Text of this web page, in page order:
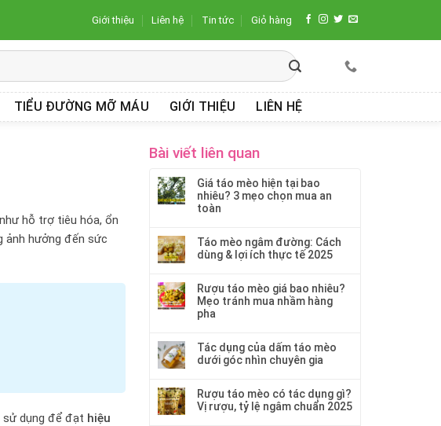
Giới thiệu Liên hệ Tin tức Giỏ hàng
TIỂU ĐƯỜNG MỠ MÁU GIỚI THIỆU LIÊN HỆ
như hỗ trợ tiêu hóa, ổn
ảnh hưởng đến sức
sử dụng để đạt hiệu
Bài viết liên quan
Giá táo mèo hiện tại bao
nhiêu? 3 mẹo chọn mua an
toàn
Táo mèo ngâm đường: Cách
dùng & lợi ích thực tế 2025
Rượu táo mèo giá bao nhiêu?
Mẹo tránh mua nhầm hàng
pha
Tác dụng của dấm táo mèo
dưới góc nhìn chuyên gia
Rượu táo mèo có tác dụng gì?
Vị rượu, tỷ lệ ngâm chuẩn 2025